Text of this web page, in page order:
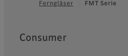
FooterFerngläser
FMT Serie
Quick Links
Consumer